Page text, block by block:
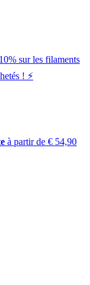
sur les filaments
! ⚡️
à partir de € 54,90